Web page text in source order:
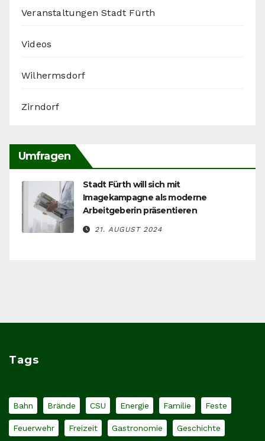
Veranstaltungen Stadt Fürth
Videos
Wilhermsdorf
Zirndorf
Umfragen
Stadt Fürth will sich mit
Imagekampagne als moderne
Arbeitgeberin präsentieren
21. AUGUST 2024
Tags
Bahn Brände CSU Energie Familie Feste
Feuerwehr Freizeit Gastronomie Geschichte